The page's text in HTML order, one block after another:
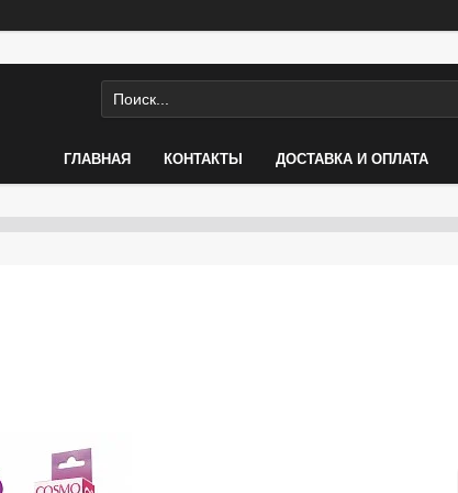
ГЛАВНАЯ КОНТАКТЫ ДОСТАВКА И ОПЛАТА